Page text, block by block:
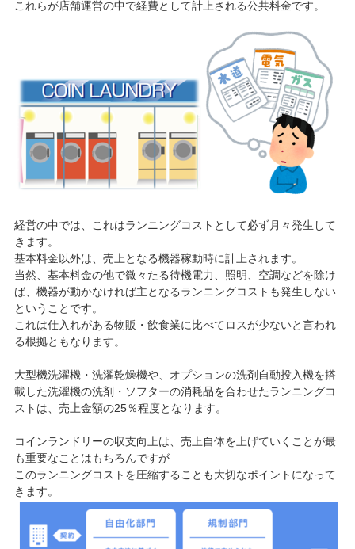
これらが店舗運営の中で経費として計上される公共料金です。
経営の中では、これはランニングコストとして必ず月々発生して
きます。
基本料金以外は、売上となる機器稼動時に計上されます。
当然、基本料金の他で微々たる待機電力、照明、空調などを除け
ば、機器が動かなければ主となるランニングコストも発生しない
ということです。
これは仕入れがある物販・飲食業に比べてロスが少ないと言われ
る根拠ともなります。
大型機洗濯機・洗濯乾燥機や、オプションの洗剤自動投入機を搭
載した洗濯機の洗剤・ソフターの消耗品を合わせたランニングコ
ストは、売上金額の25％程度となります。
コインランドリーの収支向上は、売上自体を上げていくことが最
も重要なことはもちろんですが
このランニングコストを圧縮することも大切なポイントになって
きます。